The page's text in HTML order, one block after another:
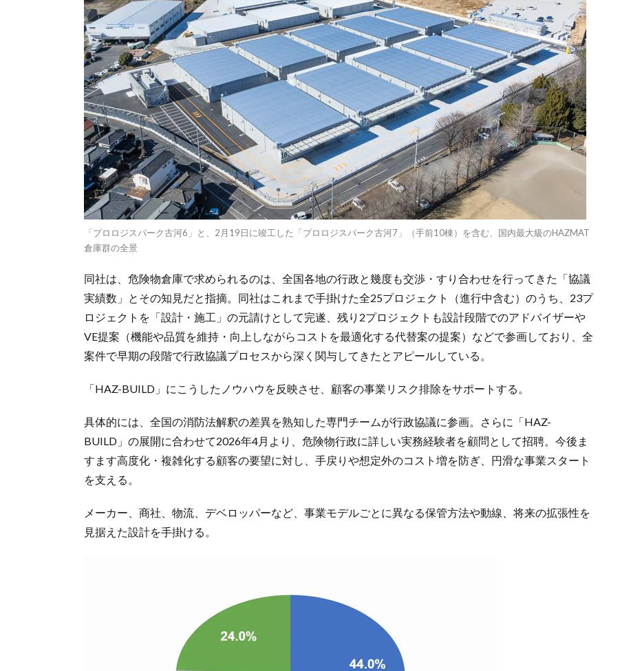
「プロロジスパーク古河6」と、2月19日に竣工した「プロロジスパーク古河7」（手前10棟）を含む、国内最大級のHAZMAT
倉庫群の全景
同社は、危険物倉庫で求められるのは、全国各地の行政と幾度も交渉・すり合わせを行ってきた「協議
実績数」とその知見だと指摘。同社はこれまで手掛けた全25プロジェクト（進行中含む）のうち、23プ
ロジェクトを「設計・施工」の元請けとして完遂、残り2プロジェクトも設計段階でのアドバイザーや
VE提案（機能や品質を維持・向上しながらコストを最適化する代替案の提案）などで参画しており、全
案件で早期の段階で行政協議プロセスから深く関与してきたとアピールしている。
「HAZ-BUILD」にこうしたノウハウを反映させ、顧客の事業リスク排除をサポートする。
具体的には、全国の消防法解釈の差異を熟知した専門チームが行政協議に参画。さらに「HAZ-
BUILD」の展開に合わせて2026年4月より、危険物行政に詳しい実務経験者を顧問として招聘。今後ま
すます高度化・複雑化する顧客の要望に対し、手戻りや想定外のコスト増を防ぎ、円滑な事業スタート
を支える。
メーカー、商社、物流、デベロッパーなど、事業モデルごとに異なる保管方法や動線、将来の拡張性を
見据えた設計を手掛ける。